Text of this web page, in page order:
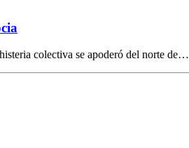
colectiva se apoderó del norte de…